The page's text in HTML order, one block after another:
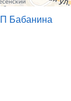
Бабанина